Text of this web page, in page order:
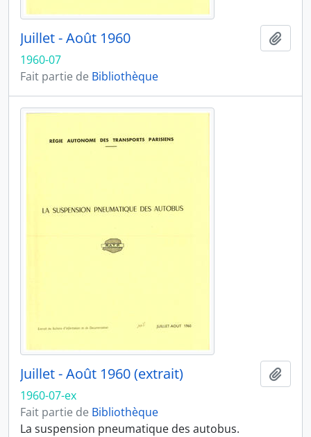
Juillet - Août 1960
1960-07
Fait partie de Bibliothèque
Juillet - Août 1960 (extrait)
1960-07-ex
Fait partie de Bibliothèque
La suspension pneumatique des autobus.